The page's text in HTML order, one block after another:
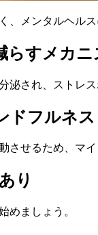
、メンタルヘル
らすメカニ
泌され、ストレ
ドフルネス
させるため、マ
り
めましょう。